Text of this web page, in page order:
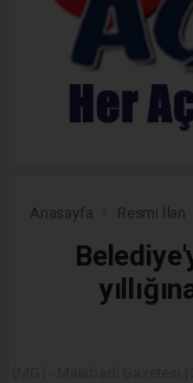
Anasayfa Resmi İlan